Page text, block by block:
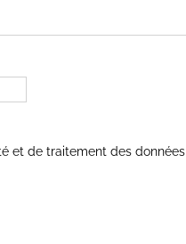
et de traitement des données